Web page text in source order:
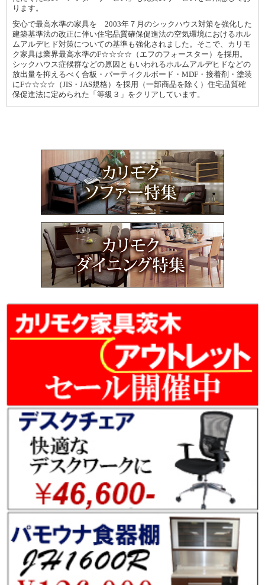
ります。
安心で最高水準の家具を 2003年７月のシックハウス対策を強化した
建築基準法の改正に伴い住宅品質確保促進法の空気環境におけるホル
ムアルデヒド対策についての基準も強化されました。そこで、カリモ
ク家具は業界最高水準のF☆☆☆☆（エフのフォースター）を採用。
シックハウス症候群などの原因ともいわれるホルムアルデヒドなどの
放出量を抑えるべく合板・パーティクルボード・MDF・接着剤・塗装
にF☆☆☆☆（JIS・JAS規格）を採用（一部商品を除く）住宅品質確
保促進法に定められた「等級３」をクリアしています。